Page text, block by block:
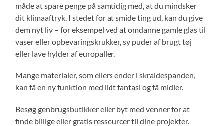
måde at spare penge på samtidig med, at du mindsker
dit klimaaftryk. I stedet for at smide ting ud, kan du give
dem nyt liv – for eksempel ved at omdanne gamle glas til
vaser eller opbevaringskrukker, sy puder af brugt tøj
eller lave hylder af europaller.
Mange materialer, som ellers ender i skraldespanden,
kan få en ny funktion med lidt fantasi og få midler.
Besøg genbrugsbutikker eller byt med venner for at
finde billige eller gratis ressourcer til dine projekter.